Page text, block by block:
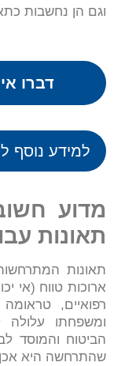
וגם הן נחשבות
דברו
למידע נוסף
מדוע
תאונות
תאונות
ארוכות טווח (אי
רפואיים,
ומשפחתו עלולה
הביטוח והמוסד
שהתרחשה היא אכן